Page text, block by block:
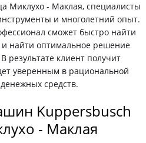
Миклухо - Маклая, специалисты
и многолетний опыт.
сможет быстро найти
найти оптимальное решение
результате клиент получит
уверенным в рациональной
средств.
Kuppersbusch
- Маклая